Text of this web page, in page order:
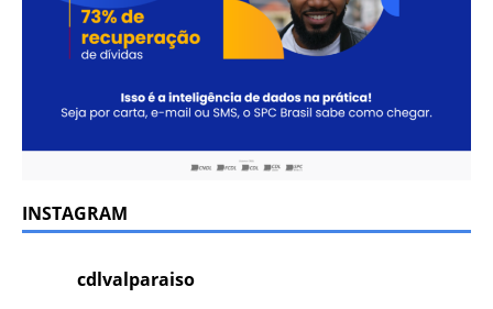
INSTAGRAM
cdlvalparaiso